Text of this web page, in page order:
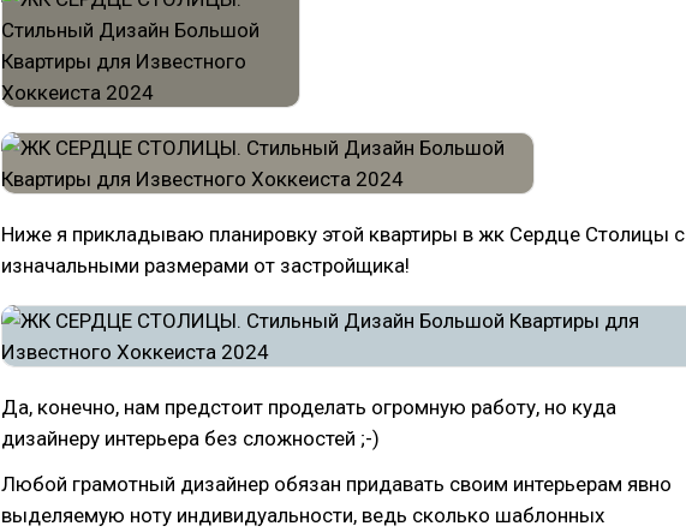
Ниже я прикладываю планировку этой квартиры в жк Сердце Столицы с
изначальными размерами от застройщика!
Да, конечно, нам предстоит проделать огромную работу, но куда
дизайнеру интерьера без сложностей ;-)
Любой грамотный дизайнер обязан придавать своим интерьерам явно
выделяемую ноту индивидуальности, ведь сколько шаблонных